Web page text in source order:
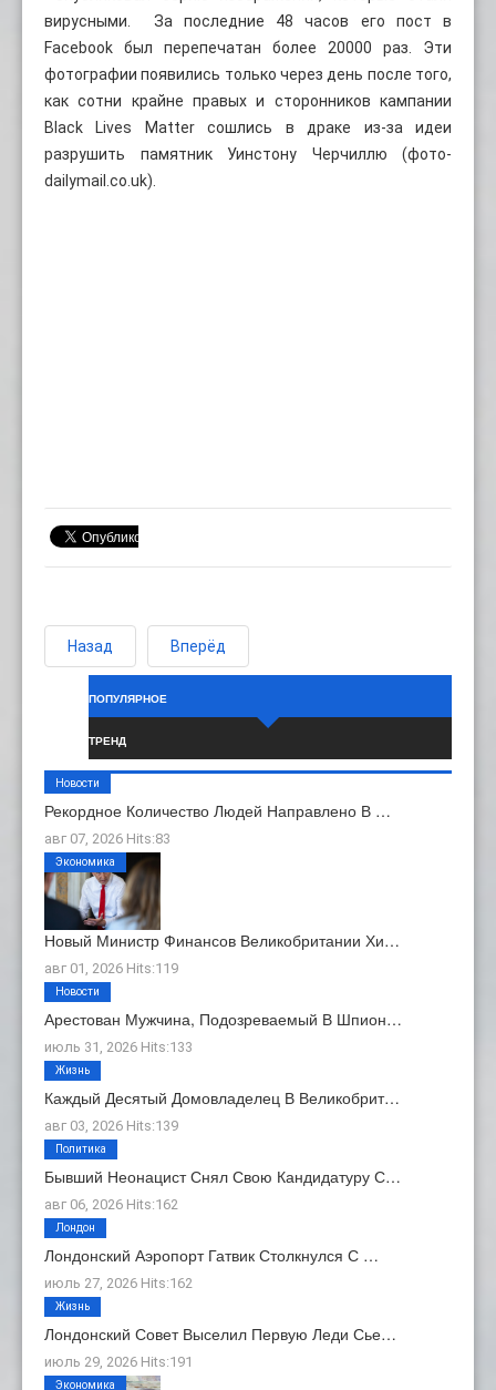
вирусными. За последние 48 часов его пост в
Facebook был перепечатан более 20000 раз. Эти
фотографии появились только через день после того,
как сотни крайне правых и сторонников кампании
Black Lives Matter сошлись в драке из-за идеи
разрушить памятник Уинстону Черчиллю (фото-
dailymail.co.uk).
Назад Вперёд
ПОПУЛЯРНОЕ
ТРЕНД
Рекордное Количество Людей Направлено В …
авг 07, 2026 Hits:83
Новости
Новый Министр Финансов Великобритании Хи…
авг 01, 2026 Hits:119
Экономика
Арестован Мужчина, Подозреваемый В Шпион…
июль 31, 2026 Hits:133
Новости
Каждый Десятый Домовладелец В Великобрит…
авг 03, 2026 Hits:139
Жизнь
Бывший Неонацист Снял Свою Кандидатуру С…
авг 06, 2026 Hits:162
Политика
Лондонский Аэропорт Гатвик Столкнулся С …
июль 27, 2026 Hits:162
Лондон
Лондонский Совет Выселил Первую Леди Сье…
июль 29, 2026 Hits:191
Жизнь
Экономика